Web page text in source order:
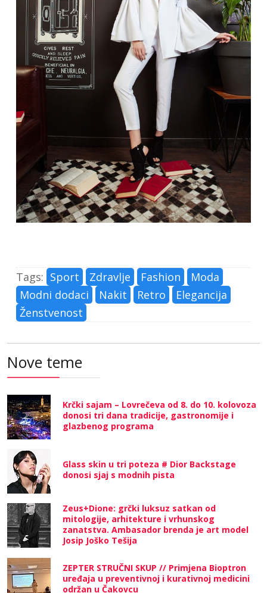
Tags: Sport Zdravlje Fashion
Moda
Modni dodaci
Nakit Retro
Elegancija
Ženstvenost
Nove teme
Krčki sajam – Lovrečeva od 8. do 10. kolovoza
donosi tri dana tradicije, gastronomije i
glazbenog programa
Glass skin u tri poteza # Dior Backstage
donosi sjaj s modnih pista
Zeus+Dione: grčki luksuz satkan od
mitologije, arhitekture i vrhunskog
zanatstva. Ambasador brenda je art model
Josip Joško Tešija
ZEPTER STRUČNI SKUP // Primjena Bioptron
uređaja u preventivnoj i kurativnoj medicini
održan u Čakovcu